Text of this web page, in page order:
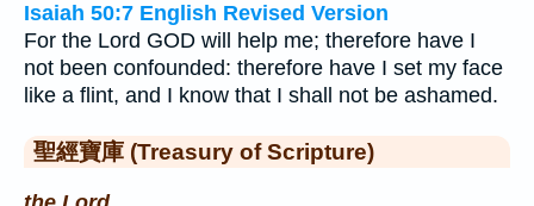
Isaiah 50:7 English Revised Version
For the Lord GOD will help me; therefore have I
not been confounded: therefore have I set my face
like a flint, and I know that I shall not be ashamed.
聖經寶庫 (Treasury of Scripture)